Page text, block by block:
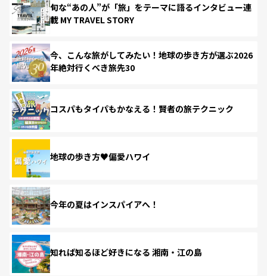
旬な“あの人”が「旅」をテーマに語るインタビュー連
載 MY TRAVEL STORY
今、こんな旅がしてみたい！地球の歩き方が選ぶ2026
年絶対行くべき旅先30
コスパもタイパもかなえる！賢者の旅テクニック
地球の歩き方♥偏愛ハワイ
今年の夏はインスパイアへ！
知れば知るほど好きになる 湘南・江の島